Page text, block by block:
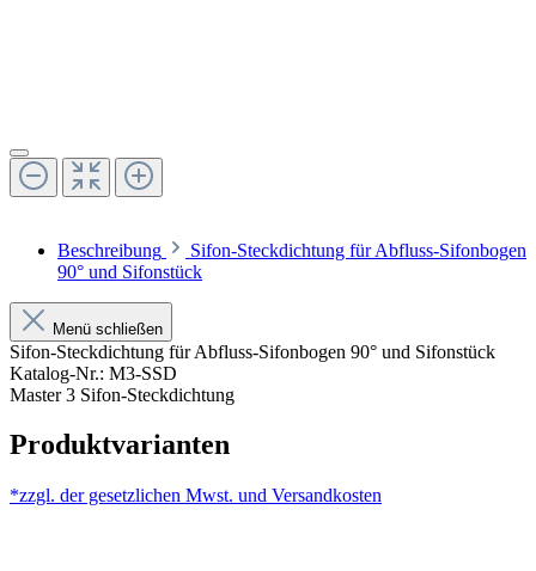
Beschreibung
Sifon-Steckdichtung für Abfluss-Sifonbogen
90° und Sifonstück
Menü schließen
Sifon-Steckdichtung für Abfluss-Sifonbogen 90° und Sifonstück
Katalog-Nr.: M3-SSD
Master 3 Sifon-Steckdichtung
Produktvarianten
*zzgl. der gesetzlichen Mwst. und Versandkosten